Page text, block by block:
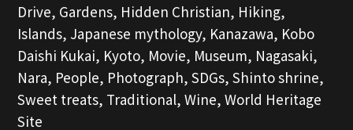
Drive, Gardens, Hidden Christian, Hiking,
Islands, Japanese mythology, Kanazawa, Kobo
Daishi Kukai, Kyoto, Movie, Museum, Nagasaki,
Nara, People, Photograph, SDGs, Shinto shrine,
Sweet treats, Traditional, Wine, World Heritage
Site